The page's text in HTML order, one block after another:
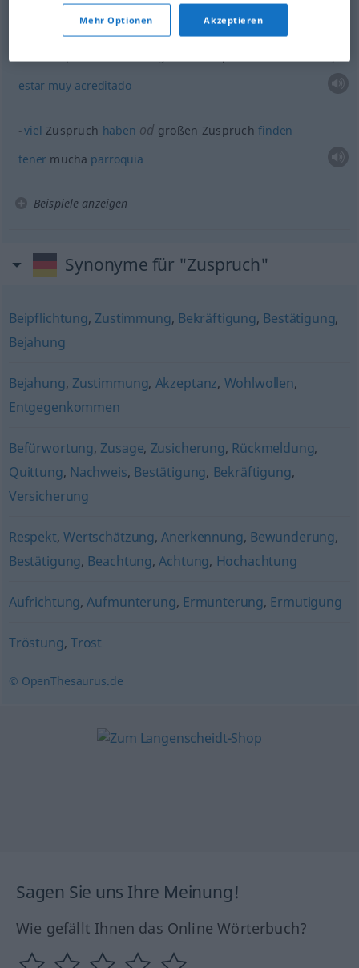
estar muy acreditado
viel Zuspruch haben od großen Zuspruchfinden
tener mucha parroquia
Beispiele anzeigen
Synonyme für "Zuspruch"
Beipflichtung, Zustimmung, Bekräftigung, Bestätigung,
Bejahung
Bejahung, Zustimmung, Akzeptanz, Wohlwollen,
Entgegenkommen
Befürwortung, Zusage, Zusicherung, Rückmeldung,
Quittung, Nachweis, Bestätigung, Bekräftigung,
Versicherung
Respekt,Wertschätzung,Anerkennung, Bewunderung,
Bestätigung, Beachtung,Achtung, Hochachtung
Aufrichtung,Aufmunterung, Ermunterung, Ermutigung
Tröstung, Trost
© OpenThesaurus.de
Sagen Sie uns Ihre Meinung!
Wie gefällt Ihnen das Online Wörterbuch?
Mehr Optionen Akzeptieren